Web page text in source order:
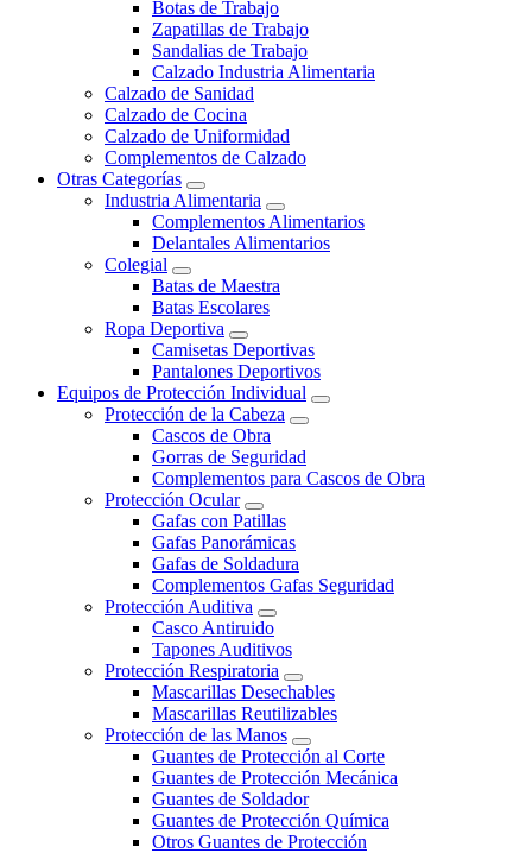
Botas de Trabajo
Zapatillas de Trabajo
Sandalias de Trabajo
Calzado Industria Alimentaria
Calzado de Sanidad
Calzado de Cocina
Calzado de Uniformidad
Complementos de Calzado
Otras Categorías
Industria Alimentaria
Complementos Alimentarios
Delantales Alimentarios
Colegial
Batas de Maestra
Batas Escolares
Ropa Deportiva
Camisetas Deportivas
Pantalones Deportivos
Equipos de Protección Individual
Protección de la Cabeza
Cascos de Obra
Gorras de Seguridad
Complementos para Cascos de Obra
Protección Ocular
Gafas con Patillas
Gafas Panorámicas
Gafas de Soldadura
Complementos Gafas Seguridad
Protección Auditiva
Casco Antiruido
Tapones Auditivos
Protección Respiratoria
Mascarillas Desechables
Mascarillas Reutilizables
Protección de las Manos
Guantes de Protección al Corte
Guantes de Protección Mecánica
Guantes de Soldador
Guantes de Protección Química
Otros Guantes de Protección